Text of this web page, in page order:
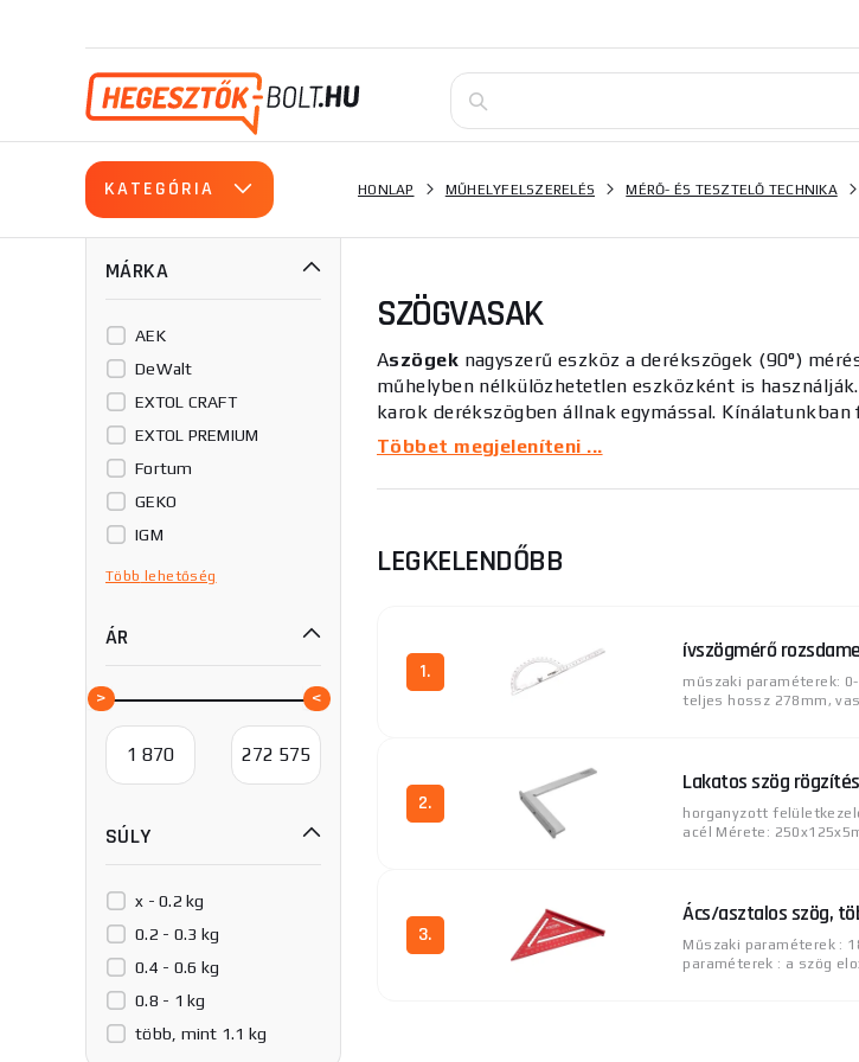
KATEGÓRIA HONLAP MŰHELYFELSZERELÉS MÉRŐ- ÉS TESZTELŐ TECHNIKA
MÁRKA
AEK
DeWalt
EXTOL CRAFT
EXTOL PREMIUM
Fortum
GEKO
IGM
KINEX/K-MET
Stanley
Tracer
Több lehetőség
ÁR
SÚLY
x - 0.2 kg
0.2 - 0.3 kg
0.4 - 0.6 kg
0.8 - 1 kg
több, mint 1.1 kg
SZÖGVASAK
Aszögek nagyszerű eszköz a derékszögek (90°)
műhelyben nélkülözhetetlen eszközként is
karok derékszögben állnak egymással.
peremmegállóval rendelkeznek, így a rövidebb oldal T-
Kínálatunkban különböző méretű szögeket talál,
Többet megjeleníteni ...
LEGKELENDŐBB
1.
ívszögmérő
műszaki paraméterek: 0-
teljes hossz 278mm,
2.
Lakatos szög
horganyzott
acél Mérete:
3.
Ács/asztalos szög,
Műszaki paraméterek :
paraméterek : a szög